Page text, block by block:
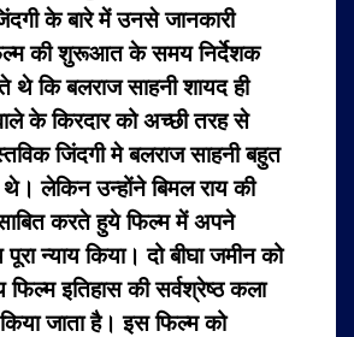
के बारे में उनसे जानकारी
की शुरूआत के समय निर्देशक
थे कि बलराज साहनी शायद ही
के किरदार को अच्छी तरह से
जिंदगी मे बलराज साहनी बहुत
लेकिन उन्होंने बिमल राय की
करते हुये फिल्म में अपने
न्याय किया। दो बीघा जमीन को
इतिहास की सर्वश्रेष्ठ कला
जाता है। इस फिल्म को